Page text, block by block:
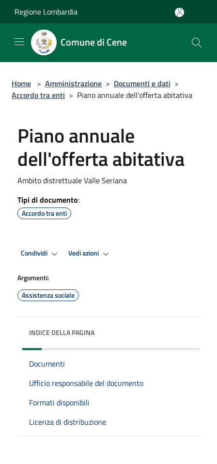
Regione Lombardia
Comune di Cene
Home > Amministrazione > Documenti e dati >
Accordo tra enti > Piano annuale dell'offerta abitativa
Piano annuale
dell'offerta abitativa
Ambito distrettuale Valle Seriana
Tipi di documento:
Accordo tra enti
Condividi Vedi azioni
Argomenti:
Assistenza sociale
INDICE DELLA PAGINA
Documenti
Ufficio responsabile del documento
Formati disponibili
Licenza di distribuzione